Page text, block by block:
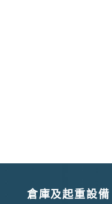
倉庫及起重設備